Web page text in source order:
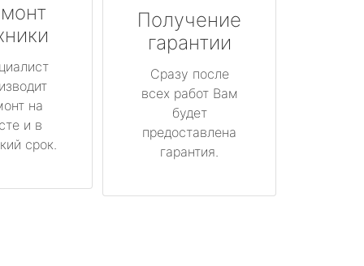
на
и в
срок.
Получение
гарантии
Сразу после
всех работ Вам
будет
предоставлена
гарантия.